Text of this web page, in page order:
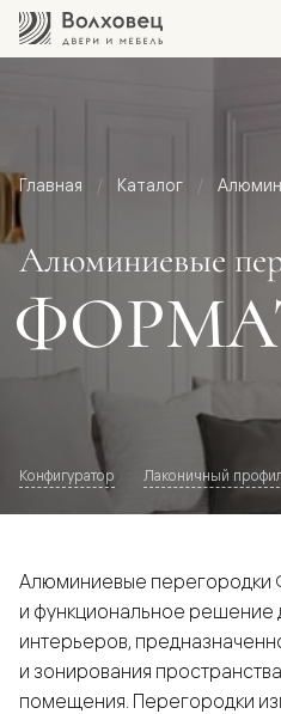
Главная Каталог
Алюминиевые
Конфигуратор Лаконичный
Алюминиевые перегородки
и функциональное решение
интерьеров,
и зонирования
помещения. Перегородки